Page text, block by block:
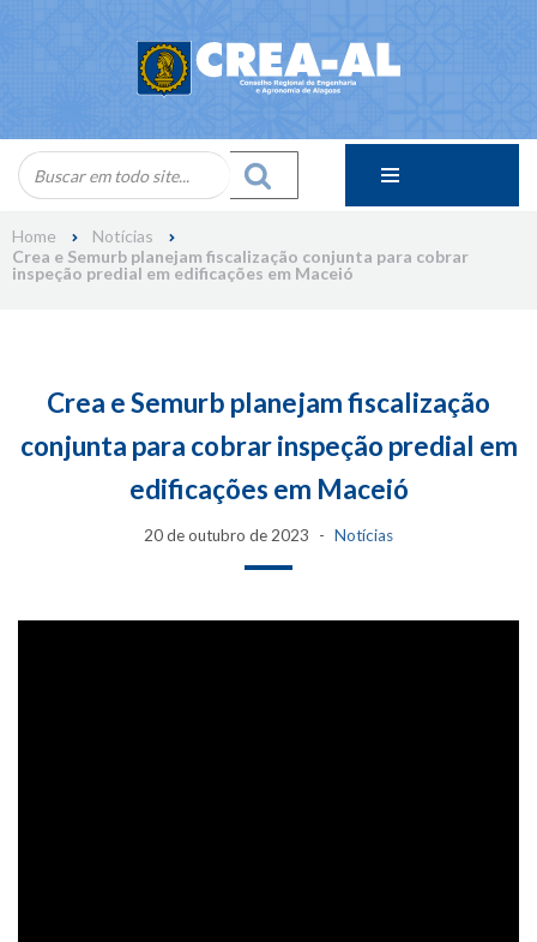
Home
Notícias
Crea e Semurb planejam fiscalização conjunta para cobrar
inspeção predial em edificações em Maceió
Crea e Semurb planejam fiscalização
conjunta para cobrar inspeção predial em
edificações em Maceió
20 de outubro de 2023 Notícias